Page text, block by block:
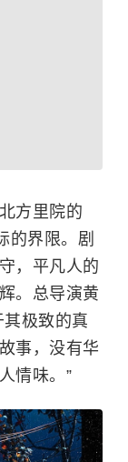
方里院的
的界限。剧
，平凡人的
。总导演黄
极致的真
事，没有华
情味。”